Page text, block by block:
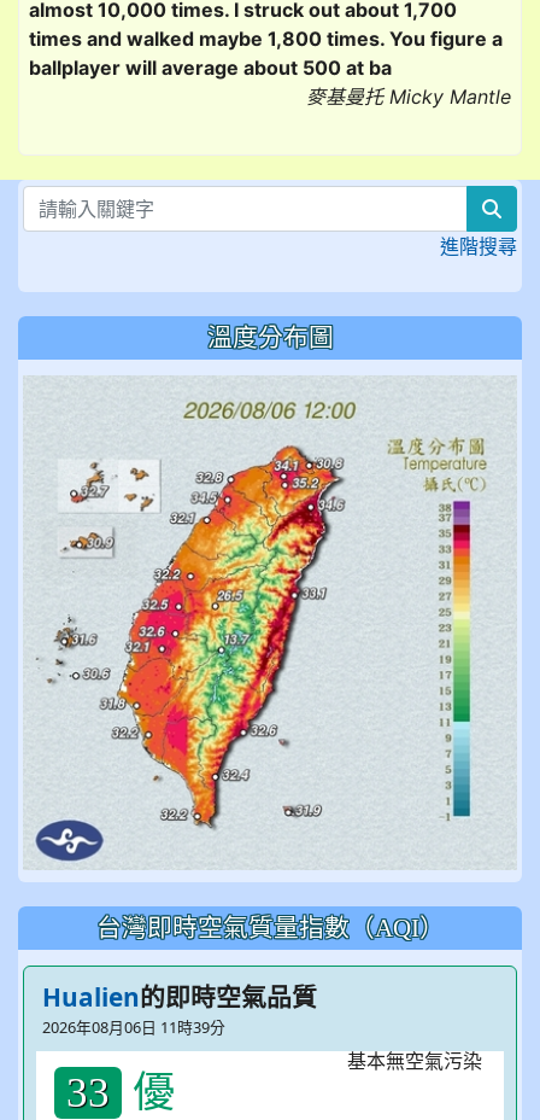
almost 10,000 times. I struck out about 1,700
times and walked maybe 1,800 times. You figure a
ballplayer will average about 500 at ba
麥基曼托 Micky Mantle
進階搜尋
溫度分布圖
台灣即時空氣質量指數（AQI）
Hualien的即時空氣品質
2026年08月06日 11時39分
33 優